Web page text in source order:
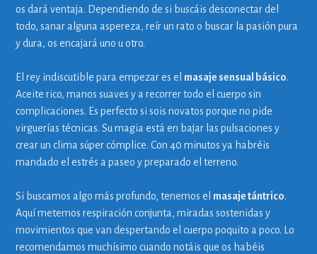
os dará ventaja. Dependiendo de si buscáis desconectar del
todo, sanar alguna aspereza, reír un rato o buscar la pasión pura
y dura, os encajará uno u otro.
El rey indiscutible para empezar es el masaje sensual básico.
Aceite rico, manos suaves y a recorrer todo el cuerpo sin
complicaciones. Es perfecto si sois novatos porque no pide
virguerías técnicas. Su magia está en bajar las pulsaciones y
crear un clima súper cómplice. Con 40 minutos ya habréis
mandado el estrés a paseo y preparado el terreno.
Si buscamos algo más profundo, tenemos el masaje tántrico.
Aquí metemos respiración conjunta, miradas sostenidas y
movimientos que van despertando el cuerpo poquito a poco. Lo
recomendamos muchísimo cuando notáis que os habéis